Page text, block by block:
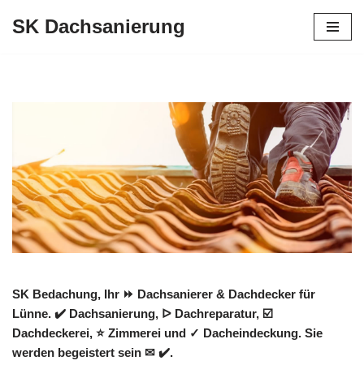
SK Dachsanierung
SK Bedachung, Ihr ⏩ Dachsanierer & Dachdecker für
Lünne. ✔️ Dachsanierung, ᐅ Dachreparatur, ☑️
Dachdeckerei, ⭐ Zimmerei und ✓ Dacheindeckung. Sie
werden begeistert sein ✉ ✔️.